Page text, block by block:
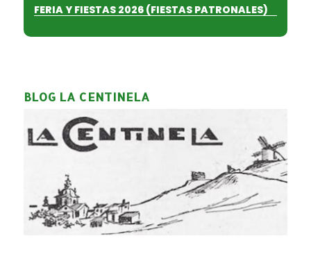
FERIA Y FIESTAS 2026 (FIESTAS PATRONALES)
BLOG LA CENTINELA